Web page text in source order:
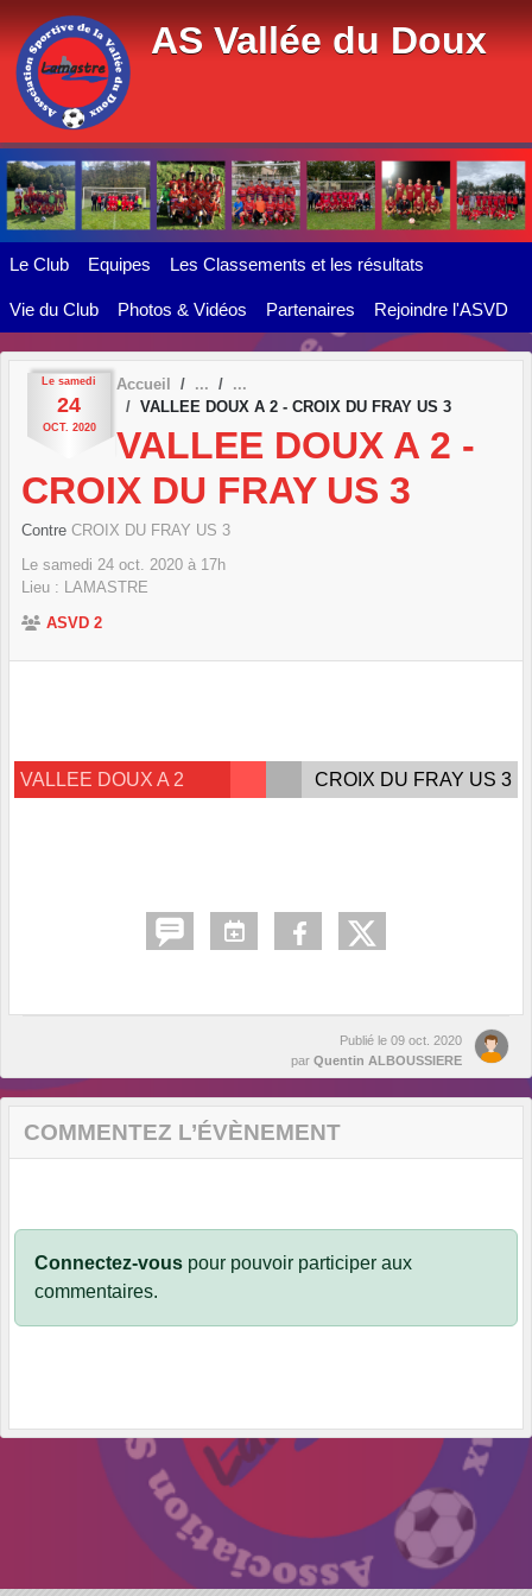
AS Vallée du Doux
Le Club Equipes Les Classements et les résultats
Vie du Club Photos & Vidéos Partenaires Rejoindre l'ASVD
Le samedi
24
OCT. 2020
Accueil
VALLEE DOUX A 2 - CROIX DU FRAY US 3
VALLEE DOUX A 2 -
CROIX DU FRAY US 3
Contre CROIX DU FRAY US 3
Le samedi 24 oct. 2020 à 17h
Lieu : LAMASTRE
ASVD 2
VALLEE DOUX A 2 CROIX DU FRAY US 3
Publié le 09 oct. 2020
par Quentin ALBOUSSIERE
COMMENTEZ L’ÉVÈNEMENT
Connectez-vous pour pouvoir participer aux
commentaires.
Panneau de gestion des cookies